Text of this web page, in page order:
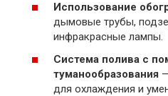
Использование
дымовые трубы,
инфракрасные лампы.
Система полива с
туманообразования
для охлаждения и